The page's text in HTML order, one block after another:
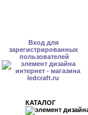
Вход для
зарегистрированных
пользователей
КАТАЛОГ